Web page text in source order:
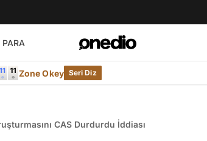
PARA
Zone Okey Seri Diz
CAS Durdurdu İddiası